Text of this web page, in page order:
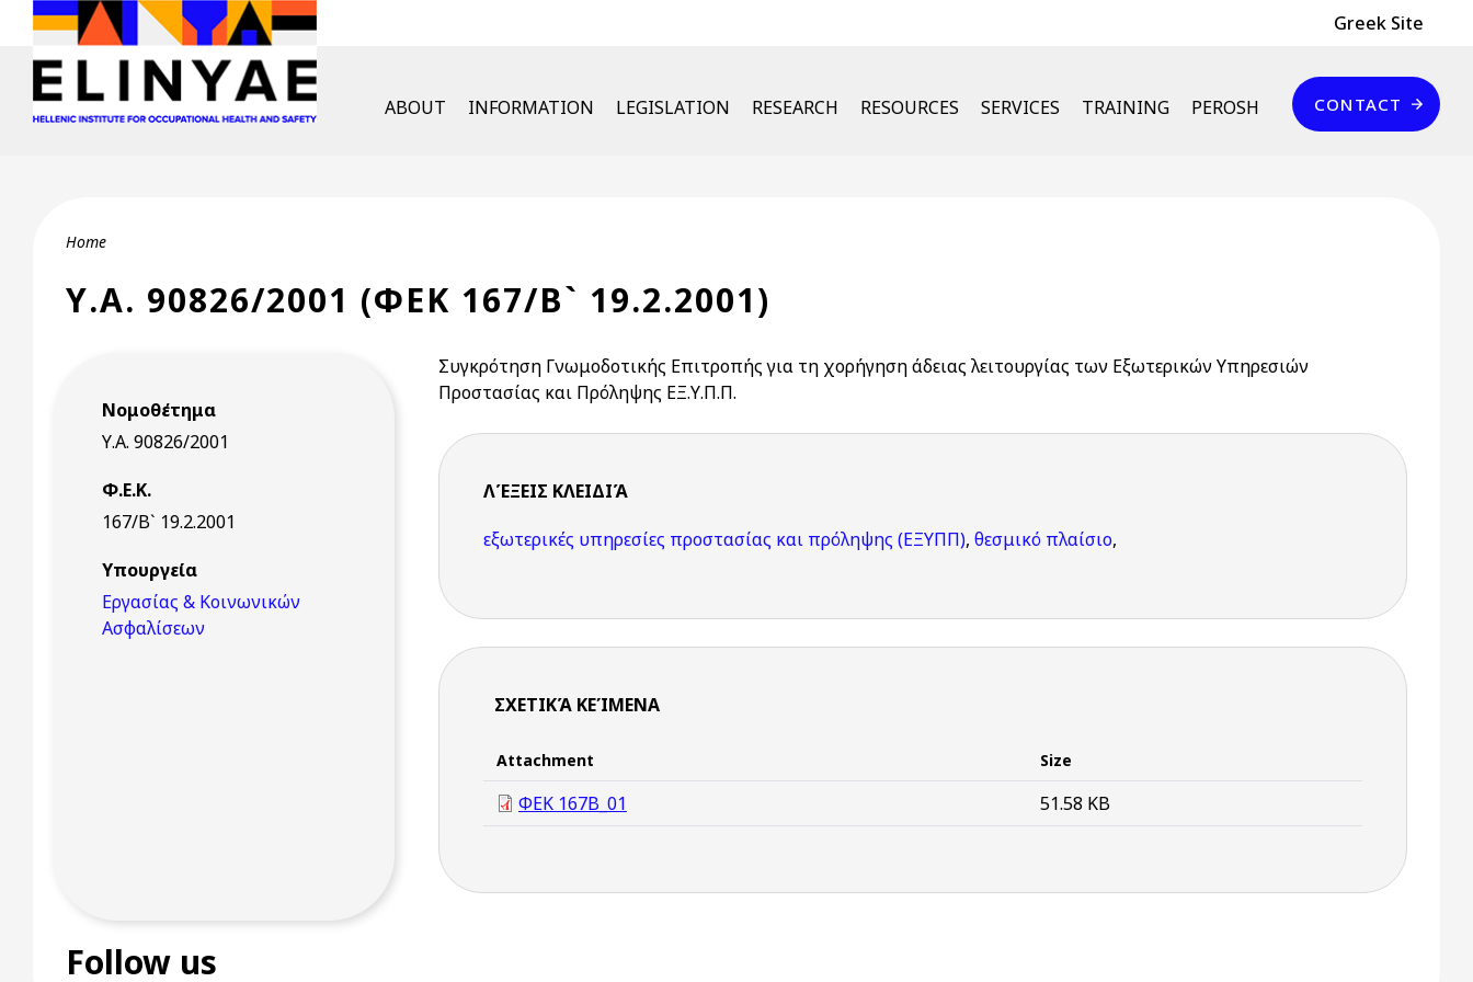
Skip to main content Header Top
Greek Site
English Menu
ABOUT INFORMATION LEGISLATION RESEARCH RESOURCES SERVICES TRAINING PEROSH
Επικοινωνία
CONTACT
Breadcrumb
Home
Υ.Α. 90826/2001 (ΦΕΚ 167/Β` 19.2.2001)
Νομοθέτημα
Υ.Α. 90826/2001
Φ.Ε.Κ.
167/Β` 19.2.2001
Υπουργεία
Εργασίας & Κοινωνικών
Ασφαλίσεων
Συγκρότηση Γνωμοδοτικής Επιτροπής για τη χορήγηση άδειας λειτουργίας των Εξωτερικών Υπηρεσιών
Προστασίας και Πρόληψης ΕΞ.Υ.Π.Π.
ΛΈΞΕΙΣ KΛΕΙΔΙΆ
εξωτερικές υπηρεσίες προστασίας και πρόληψης (ΕΞΥΠΠ), θεσμικό πλαίσιο,
ΣΧΕΤΙΚΆ ΚΕΊΜΕΝΑ
Attachment Size
ΦΕΚ 167B_01 51.58 KB
Follow us